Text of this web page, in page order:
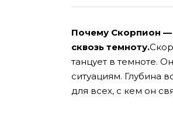
Почему Скорпион —
сквозь темноту.
танцует в темноте.
ситуациям. Глубина
для всех, с кем он